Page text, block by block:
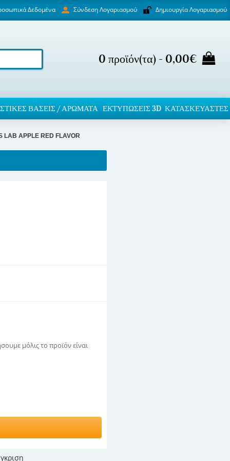
Δεδομένα Σύνδεση Λογαριασμού Δημιουργία Λογαριασμού
0 προϊόν(τα) - 0,00€
ΒΆΣΕΙΣ / ΑΡΏΜΑΤΑ ΕΚΤΥΠΏΣΕΙΣ 3D ΚΑΤΑΣΚΕΥΑΣΤΕΣ
LAB APPLE RED FLAVOR
μόλις το προϊόν είναι